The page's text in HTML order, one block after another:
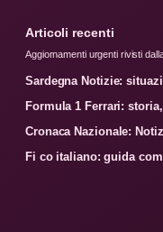
Articoli recenti
Aggiornamenti urgenti rivisti
Sardegna Notizie:
Formula 1 Ferrari:
Cronaca Nazionale:
Fi co italiano: guida